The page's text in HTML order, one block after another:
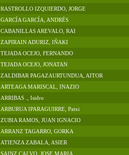
RASTROLLO IZQUIERDO, JORGE
GARCÍA GARCÍA, ANDRÉS
CABANILLAS AREVALO, RAI
ZAPIRAIN ADURIZ, IÑAKI
TEJADA OCEJO, FERNANDO
TEJADA OCEJO, JONATAN
ZALDIBAR PAGAZAURTUNDUA, AITOR
ARTEAGA MARISCAL, INAZIO
ARRIBAS ., Isidro
ARBURUA IPARAGUIRRE, Patxi
ZUBIA RAMOS, JUAN IGNACIO
ARRANZ TAGARRO, GORKA
ATIENZA ZABALA, ASIER
SAINZ CALVO, JOSE MARIA